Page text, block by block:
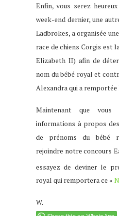
Enfin, vous serez
week-end dernier, une
Ladbrokes, a organisée
race de chiens Corgis est
Elizabeth II) afin de
nom du bébé royal et
Alexandra qui a remportée
Maintenant que
informations à propos
de prénoms du bébé
rejoindre notre concours
essayez de deviner le
royal qui remportera ce «
W.